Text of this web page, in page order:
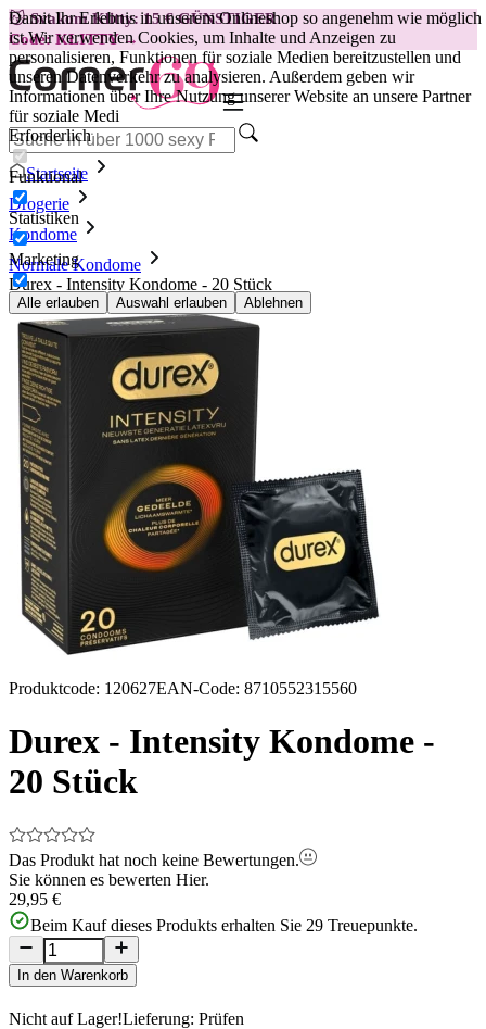
Damit Ihr Erlebnis in unserem Onlineshop so angenehm wie möglich
ist.Wir verwenden Cookies, um Inhalte und Anzeigen zu
personalisieren, Funktionen für soziale Medien bereitzustellen und
unseren Datenverkehr zu analysieren. Außerdem geben wir
Informationen über Ihre Nutzung unserer Website an unsere Partner
für soziale Medi
Erforderlich
Funktional
Statistiken
Marketing
Alle erlauben Auswahl erlauben Ablehnen
😽Svakom Klitty: 15 € GÜNSTIGER
Code: KLITTY →
Startseite
Drogerie
Kondome
Normale Kondome
Durex - Intensity Kondome - 20 Stück
Produktcode: 120627EAN-Code: 8710552315560
Durex - Intensity Kondome -
20 Stück
Das Produkt hat noch keine Bewertungen.
Sie können es bewerten Hier.
29,95 €
Beim Kauf dieses Produkts erhalten Sie 29 Treuepunkte.
In den Warenkorb
Nicht auf Lager!Lieferung: Prüfen